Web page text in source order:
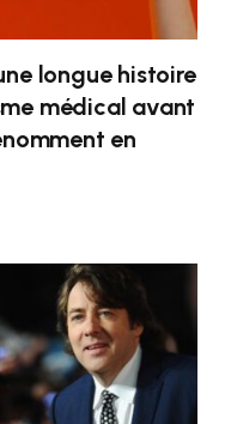
longue histoire
médical avant
en